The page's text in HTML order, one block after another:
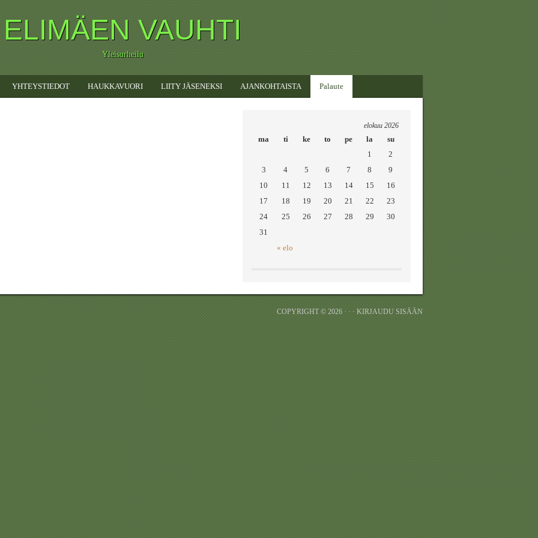
ELIMÄEN VAUHTI
Yleisurheilu
YHTEYSTIEDOT HAUKKAVUORI LIITY JÄSENEKSI AJANKOHTAISTA Palaute
elokuu 2026
ma ti ke to pe la su
« elo
1
2
3
4 5 6 7 8
9
10
11 12 13 14 15
16
17
18 19 20 21 22
23
24
25 26 27 28 29
30
31
COPYRIGHT © 2026 · · ·KIRJAUDU SISÄÄN